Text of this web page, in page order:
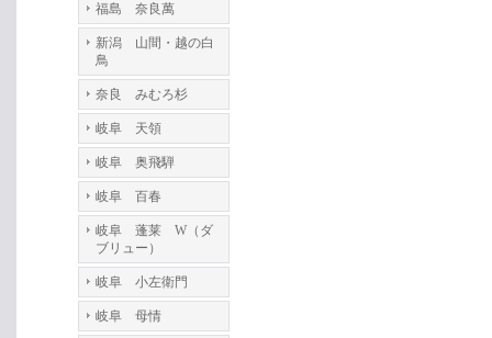
福島 奈良萬
新潟 山間・越の白
鳥
奈良 みむろ杉
岐阜 天領
岐阜 奥飛騨
岐阜 百春
岐阜 蓬莱 W（ダ
ブリュー）
岐阜 小左衛門
岐阜 母情